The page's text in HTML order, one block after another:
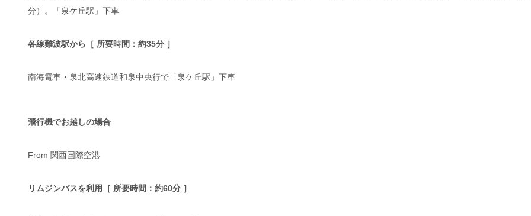
分）。「泉ケ丘駅」下車
各線難波駅から［ 所要時間：約35分 ］
南海電車・泉北高速鉄道和泉中央行で「泉ケ丘駅」下車
飛行機でお越しの場合
From 関西国際空港
リムジンバスを利用［ 所要時間：約60分 ］